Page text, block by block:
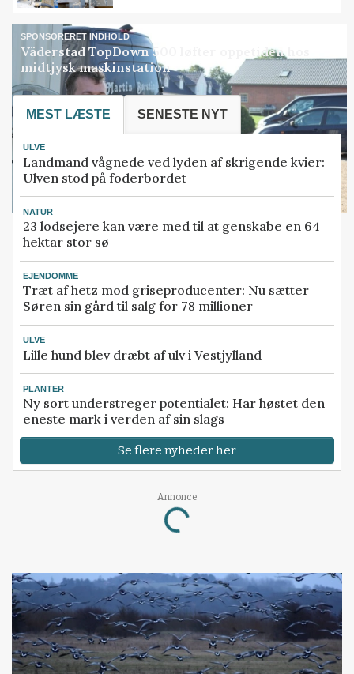
SPONSORERET INDHOLD
Väderstad TopDown 500 løfter oppetiden hos
midtjysk maskinstation
MEST LÆSTE SENESTE NYT
ULVE
Landmand vågnede ved lyden af skrigende kvier:
Ulven stod på foderbordet
NATUR
23 lodsejere kan være med til at genskabe en 64
hektar stor sø
EJENDOMME
Træt af hetz mod griseproducenter: Nu sætter
Søren sin gård til salg for 78 millioner
ULVE
Lille hund blev dræbt af ulv i Vestjylland
PLANTER
Ny sort understreger potentialet: Har høstet den
eneste mark i verden af sin slags
Se flere nyheder her
Annonce
Loading...